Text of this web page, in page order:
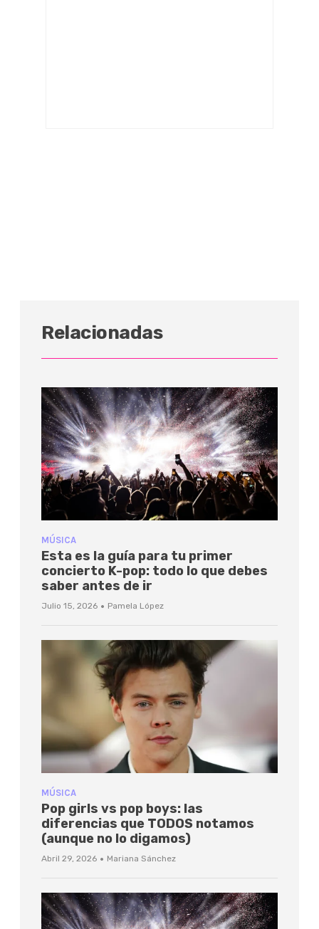
Relacionadas
MÚSICA
Esta es la guía para tu primer
concierto K-pop: todo lo que debes
saber antes de ir
Julio 15, 2026 · Pamela López
MÚSICA
Pop girls vs pop boys: las
diferencias que TODOS notamos
(aunque no lo digamos)
Abril 29, 2026 · Mariana Sánchez